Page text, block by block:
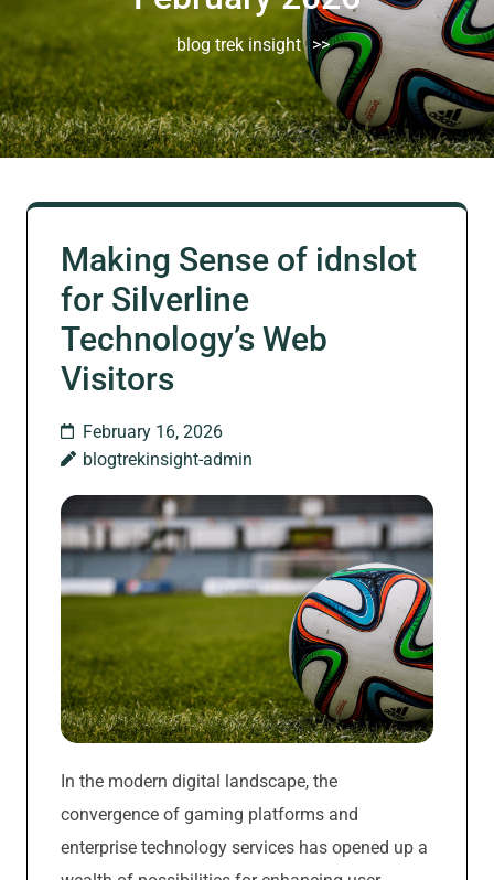
blog trek insight >>
Making Sense of idnslot
for Silverline
Technology’s Web
Visitors
February 16, 2026
blogtrekinsight-admin
In the modern digital landscape, the
convergence of gaming platforms and
enterprise technology services has opened up a